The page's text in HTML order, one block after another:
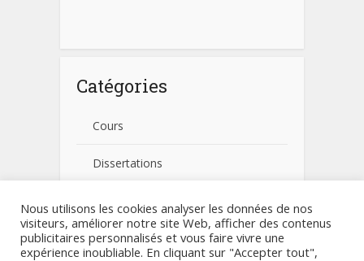
Catégories
Cours
Dissertations
Fiches pratiques
Non classé
Nous utilisons les cookies analyser les données de nos
visiteurs, améliorer notre site Web, afficher des contenus
publicitaires personnalisés et vous faire vivre une
expérience inoubliable. En cliquant sur "Accepter tout",